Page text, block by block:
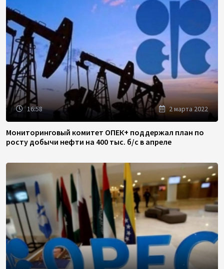
16:58 2 марта 2022
Мониторинговый комитет ОПЕК+ поддержал план по
росту добычи нефти на 400 тыс. б/с в апреле